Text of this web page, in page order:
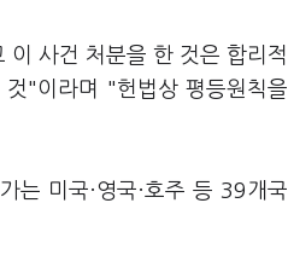
이 사건 처분을 한 것은 합리적
"이라며 "헌법상 평등원칙을
는 미국·영국·호주 등 39개국